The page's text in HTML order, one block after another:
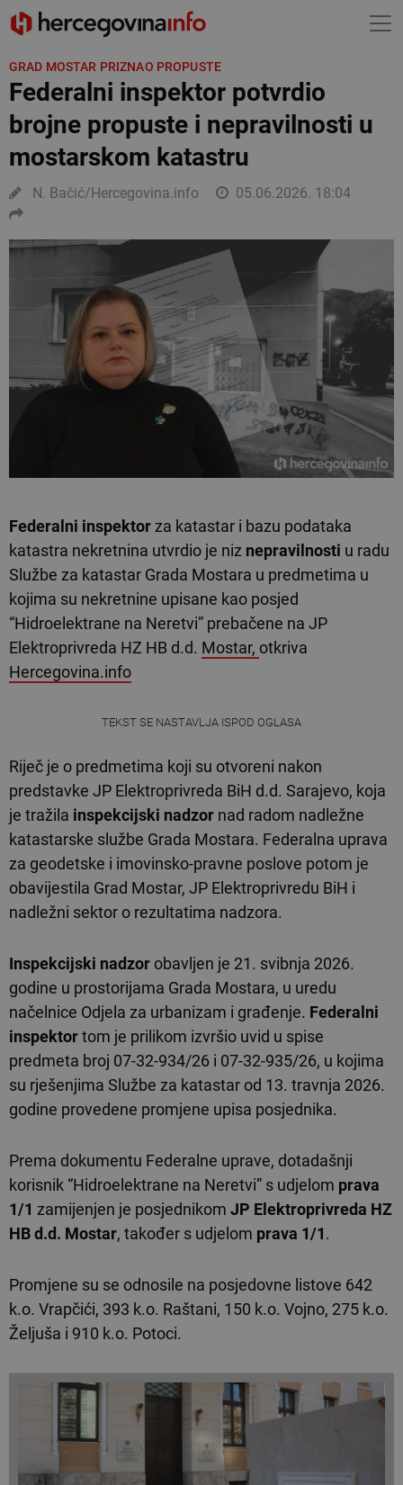
GRAD MOSTAR PRIZNAO PROPUSTE
Federalni inspektor potvrdio
brojne propuste i nepravilnosti u
mostarskom katastru
N. Bačić/Hercegovina.info 05.06.2026. 18:04
Federalni inspektor za katastar i bazu podataka
katastra nekretnina utvrdio je niz nepravilnosti u radu
Službe za katastar Grada Mostara u predmetima u
kojima su nekretnine upisane kao posjed
“Hidroelektrane na Neretvi” prebačene na JP
Elektroprivreda HZ HB d.d. Mostar, otkriva
Hercegovina.info
TEKST SE NASTAVLJA ISPOD OGLASA
Riječ je o predmetima koji su otvoreni nakon
predstavke JP Elektroprivreda BiH d.d. Sarajevo, koja
je tražila inspekcijski nadzor nad radom nadležne
katastarske službe Grada Mostara. Federalna uprava
za geodetske i imovinsko-pravne poslove potom je
obavijestila Grad Mostar, JP Elektroprivredu BiH i
nadležni sektor o rezultatima nadzora.
Inspekcijski nadzor obavljen je 21. svibnja 2026.
godine u prostorijama Grada Mostara, u uredu
načelnice Odjela za urbanizam i građenje. Federalni
inspektortom je prilikom izvršio uvid u spise
predmeta broj 07-32-934/26 i 07-32-935/26, u kojima
su rješenjima Službe za katastar od 13. travnja 2026.
godine provedene promjene upisa posjednika.
Prema dokumentu Federalne uprave, dotadašnji
korisnik “Hidroelektrane na Neretvi” s udjelom prava
1/1 zamijenjen je posjednikom JP Elektroprivreda HZ
HB d.d. Mostar, također s udjelom prava 1/1.
Promjene su se odnosile na posjedovne listove 642
k.o. Vrapčići, 393 k.o. Raštani, 150 k.o. Vojno, 275 k.o.
Željuša i 910 k.o. Potoci.